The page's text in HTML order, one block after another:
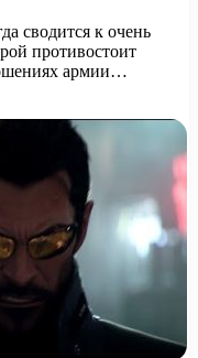
сводится к очень
противостоит
армии…